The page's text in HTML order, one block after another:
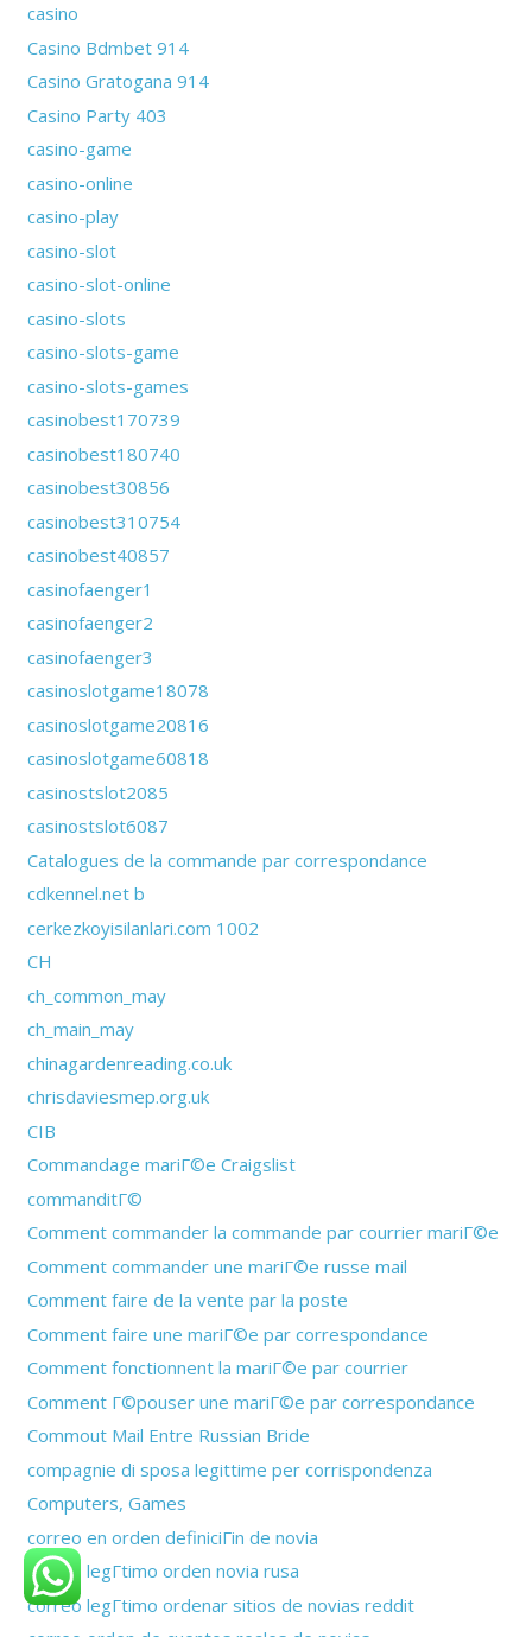
casino
Casino Bdmbet 914
Casino Gratogana 914
Casino Party 403
casino-game
casino-online
casino-play
casino-slot
casino-slot-online
casino-slots
casino-slots-game
casino-slots-games
casinobest170739
casinobest180740
casinobest30856
casinobest310754
casinobest40857
casinofaenger1
casinofaenger2
casinofaenger3
casinoslotgame18078
casinoslotgame20816
casinoslotgame60818
casinostslot2085
casinostslot6087
Catalogues de la commande par correspondance
cdkennel.net b
cerkezkoyisilanlari.com 1002
CH
ch_common_may
ch_main_may
chinagardenreading.co.uk
chrisdaviesmep.org.uk
CIB
Commandage mariГ©e Craigslist
commanditГ©
Comment commander la commande par courrier mariГ©e
Comment commander une mariГ©e russe mail
Comment faire de la vente par la poste
Comment faire une mariГ©e par correspondance
Comment fonctionnent la mariГ©e par courrier
Comment Г©pouser une mariГ©e par correspondance
Commout Mail Entre Russian Bride
compagnie di sposa legittime per corrispondenza
Computers, Games
correo en orden definiciГіn de novia
correo legГ­timo orden novia rusa
correo legГ­timo ordenar sitios de novias reddit